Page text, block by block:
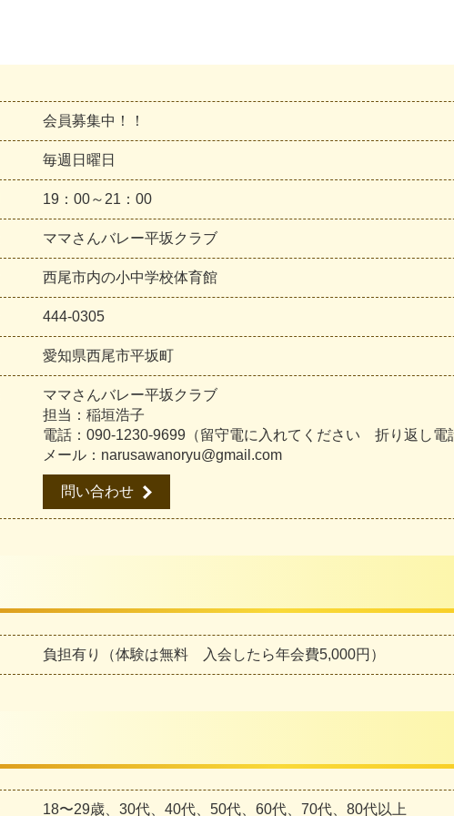
会員募集中！！
毎週日曜日
19：00～21：00
ママさんバレー平坂クラブ
西尾市内の小中学校体育館
444-0305
愛知県西尾市平坂町
ママさんバレー平坂クラブ
担当：稲垣浩子
電話：090-1230-9699（留守電に入れてください 折り返し電
メール：narusawanoryu@gmail.com
問い合わせ
負担有り（体験は無料 入会したら年会費5,000円）
18〜29歳、30代、40代、50代、60代、70代、80代以上